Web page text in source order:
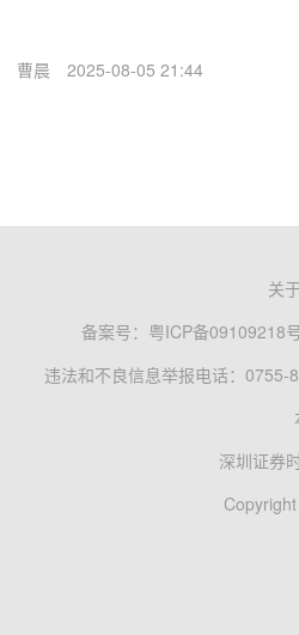
曹晨 2025-08-05 21:44
关
备案号： 粤ICP备09109218
违法和不良信息举报电话：0755-
深圳证券